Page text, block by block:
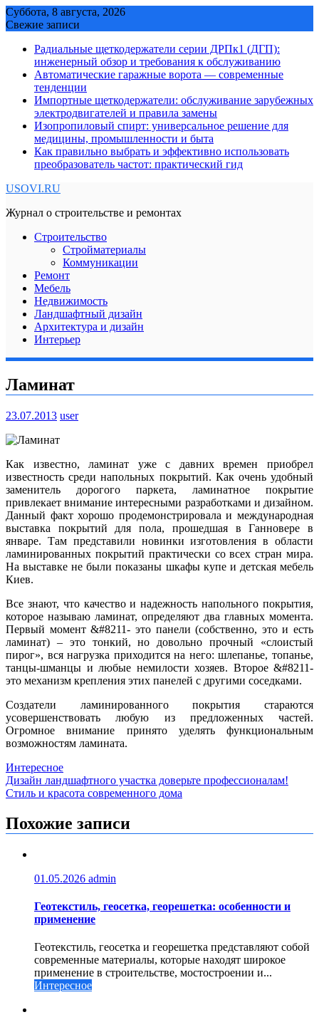
Skip
to
Суббота, 8 августа, 2026
Свежие записи
Радиальные щеткодержатели серии ДРПк1 (ДГП):
инженерный обзор и требования к обслуживанию
Автоматические гаражные ворота — современные
тенденции
Импортные щеткодержатели: обслуживание зарубежных
электродвигателей и правила замены
Изопропиловый спирт: универсальное решение для
медицины, промышленности и быта
Как правильно выбрать и эффективно использовать
преобразователь частот: практический гид
USOVI.RU
Журнал о строительстве и ремонтах
Строительство
Стройматериалы
Коммуникации
Ремонт
Мебель
Недвижимость
Ландшафтный дизайн
Архитектура и дизайн
Интерьер
Ламинат
23.07.2013 user
Как известно, ламинат уже с давних времен приобрел
известность среди напольных покрытий. Как очень удобный
заменитель дорогого паркета, ламинатное покрытие
привлекает внимание интересными разработками и дизайном.
Данный факт хорошо продемонстрировала и международная
выставка покрытий для пола, прошедшая в Ганновере в
январе. Там представили новинки изготовления в области
ламинированных покрытий практически со всех стран мира.
На выставке не были показаны шкафы купе и детская мебель
Киев.
Все знают, что качество и надежность напольного покрытия,
которое называю ламинат, определяют два главных момента.
Первый момент &#8211- это панели (собственно, это и есть
ламинат) – это тонкий, но довольно прочный «слоистый
пирог», вся нагрузка приходится на него: шлепанье, топанье,
танцы-шманцы и любые немилости хозяев. Второе &#8211-
это механизм крепления этих панелей с другими соседками.
Создатели ламинированного покрытия стараются
усовершенствовать любую из предложенных частей.
Огромное внимание принято уделять функциональным
возможностям ламината.
Интересное
Навигация
по
записям
Дизайн ландшафтного участка доверьте профессионалам!
Стиль и красота современного дома
Похожие записи
01.05.2026 admin
Геотекстиль, геосетка, георешетка: особенности и
применение
Геотекстиль, геосетка и георешетка представляют собой
современные материалы, которые находят широкое
применение в строительстве, мостостроении и...
Интересное